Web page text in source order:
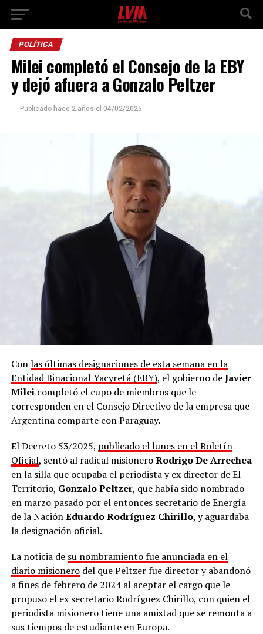
POLÍTICA
Milei completó el Consejo de la EBY
y dejó afuera a Gonzalo Peltzer
Publicado hace 2 años el 04/02/2025
Conlas últimas designaciones de esta semana en la
Entidad Binacional Yacyretá (EBY), el gobierno deJavier
Mileicompletó el cupo de miembros que le
corresponden en el Consejo Directivo de la empresa que
Argentina comparte con Paraguay.
El Decreto 53/2025, publicado el lunes en el Boletín
Oficial, sentó al radical misioneroRodrigo De Arrechea
en la silla que ocupaba el periodista y ex director de El
Territorio, Gonzalo Peltzer, que había sido nombrado
en marzo pasado por el entonces secretario de Energía
de la NaciónEduardo Rodríguez Chirillo, y aguardaba
la designación oficial.
La noticia de su nombramiento fue anunciada en el
diario misionerodel que Peltzer fue director y abandonó
a fines de febrero de 2024 al aceptar el cargo que le
propuso el ex secretario Rodríguez Chirillo, con quien el
periodista misionero tiene una amistad que se remonta a
sus tiempos de estudiante en Europa.